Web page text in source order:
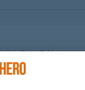
Einige Zahlungsarten
verursachen.
des Herstellers